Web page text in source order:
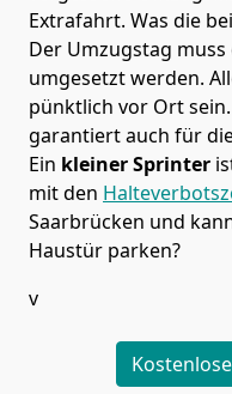
Extrafahrt. Was die
Der Umzugstag
umgesetzt werden.
pünktlich vor Ort
garantiert auch für
Ein kleiner Sprinter
mit den
Saarbrücken und
Haustür parken?
v